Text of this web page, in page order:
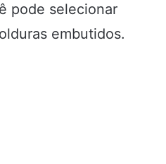
pode selecionar
embutidos.